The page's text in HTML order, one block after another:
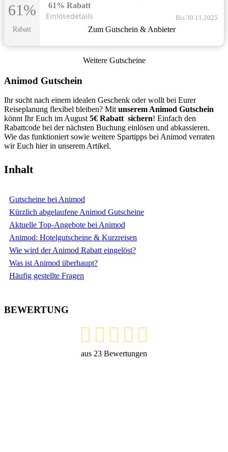
61%
Rabatt
61% Rabatt
Zum Gutschein & Anbieter
Bis 30.11.2025
Einlösedetails
Weitere Gutscheine
Animod Gutschein
Ihr sucht nach einem idealen Geschenk oder wollt bei Eurer
Reiseplanung flexibel bleiben? Mit unserem Animod Gutschein
könnt Ihr Euch im August 5€ Rabatt sichern! Einfach den
Rabattcode bei der nächsten Buchung einlösen und abkassieren.
Wie das funktioniert sowie weitere Spartipps bei Animod verraten
wir Euch hier in unserem Artikel.
Inhalt
Gutscheine bei Animod
Kürzlich abgelaufene Animod Gutscheine
Aktuelle Top-Angebote bei Animod
Animod: Hotelgutscheine & Kurzreisen
Wie wird der Animod Rabatt eingelöst?
Was ist Animod überhaupt?
Häufig gestellte Fragen
BEWERTUNG
aus 23 Bewertungen